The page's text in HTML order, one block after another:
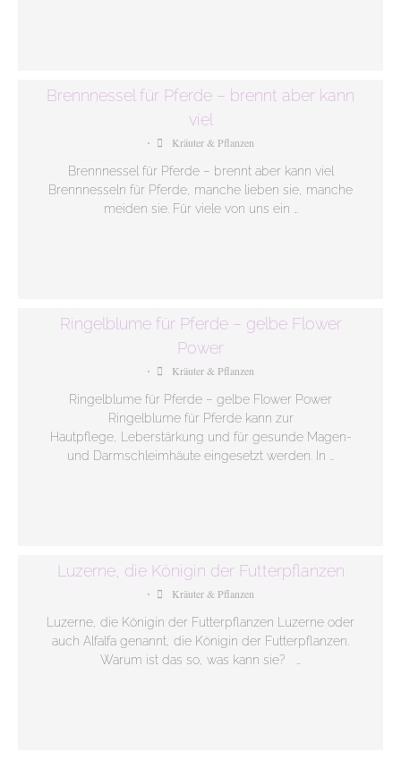
Brennnessel für Pferde – brennt aber kann
viel
•
Kräuter & Pflanzen
Brennnessel für Pferde – brennt aber kann viel
Brennnesseln für Pferde, manche lieben sie, manche
meiden sie. Für viele von uns ein …
Ringelblume für Pferde – gelbe Flower
Power
•
Kräuter & Pflanzen
Ringelblume für Pferde – gelbe Flower Power
Ringelblume für Pferde kann zur
Hautpflege, Leberstärkung und für gesunde Magen-
und Darmschleimhäute eingesetzt werden. In …
Luzerne, die Königin der Futterpflanzen
•
Kräuter & Pflanzen
Luzerne, die Königin der Futterpflanzen Luzerne oder
auch Alfalfa genannt, die Königin der Futterpflanzen.
Warum ist das so, was kann sie? …